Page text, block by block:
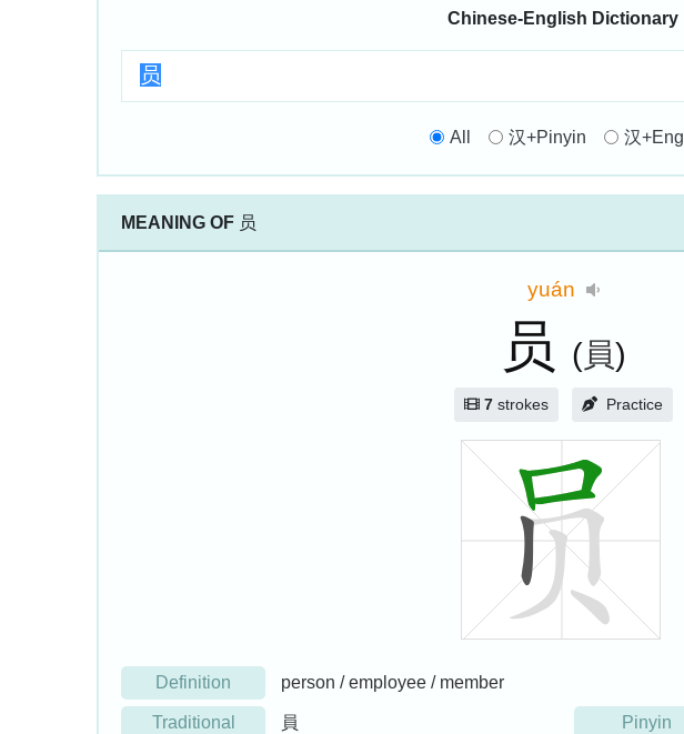
Chinese-English Dictionary
All 汉+Pinyin 汉+Eng
MEANING OF 员
yuán
员 (員)
7strokes Practice
Definition person / employee / member
Traditional 員 Pinyin